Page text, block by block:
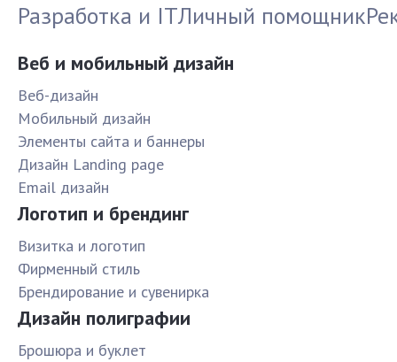
Разработка и ITЛичный помощник
Веб и мобильный дизайн
Веб-дизайн
Мобильный дизайн
Элементы сайта и баннеры
Дизайн Landing page
Email дизайн
Логотип и брендинг
Визитка и логотип
Фирменный стиль
Брендирование и сувенирка
Дизайн полиграфии
Брошюра и буклет